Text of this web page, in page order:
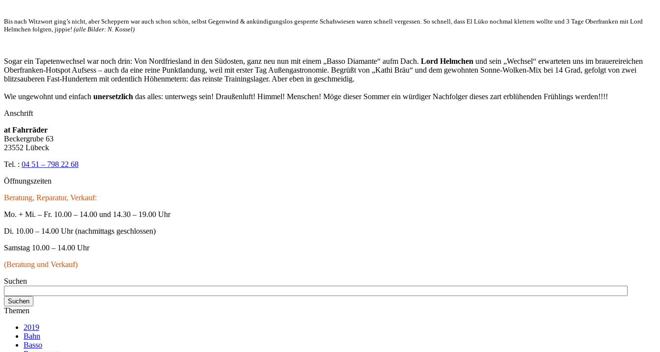
Bis nach Witzwort ging’s nicht, aber Scheppern war auch schon schön, selbst Gegenwind & ankündigungslos gesperrte Schafswiesen waren schnell vergessen. So schnell, dass El Lüko nochmal klettern wollte und 3 Tage Oberfranken mit Lord
Helmchen folgten, jippie! (alle Bilder: N. Kossel)
Sogar ein Tapetenwechsel war noch drin: Von Nordfriesland in den Südosten, ganz neu nun mit einem „Basso Diamante“ aufm Dach. Lord Helmchen und sein „Wechsel“ erwarteten uns im brauereireichen
Oberfranken-Hotspot Aufsess – auch da eine reine Punktlandung, weil mit erster Tag Außengastronomie. Begrüßt von „Kathi Bräu“ und dem gewohnten Sonne-Wolken-Mix bei 14 Grad, gefolgt von zwei
blitzsauberen Fast-Hundertern mit ordentlich Höhenmetern: das reinste Trainingslager. Aber eben in geschmeidig.
Wie ungewohnt und einfach unersetzlich das alles: unterwegs sein! Draußenluft! Himmel! Menschen! Möge dieser Sommer ein würdiger Nachfolger dieses zart erblühenden Frühlings werden!!!!
Anschrift
at Fahrräder
Beckergrube 63
23552 Lübeck
Tel. : 04 51 – 798 22 68
Öffnungszeiten
Beratung, Reparatur, Verkauf:
Mo. + Mi. – Fr. 10.00 – 14.00 und 14.30 – 19.00 Uhr
Di. 10.00 – 14.00 Uhr (nachmittags geschlossen)
Samstag 10.00 – 14.00 Uhr
(Beratung und Verkauf)
Suchen
Themen
2019
Bahn
Basso